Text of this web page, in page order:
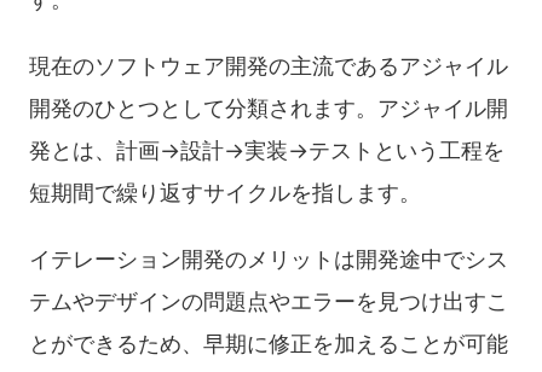
現在のソフトウェア開発の主流であるアジャイル
開発のひとつとして分類されます。アジャイル開
発とは、計画→設計→実装→テストという工程を
短期間で繰り返すサイクルを指します。
イテレーション開発のメリットは開発途中でシス
テムやデザインの問題点やエラーを見つけ出すこ
とができるため、早期に修正を加えることが可能